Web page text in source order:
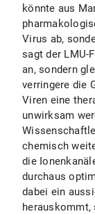
könnte aus
Virus ab,
sagt der LMU-
an, sondern
verringere die
Viren eine
unwirksam
chemisch
die
durchaus
dabei ein